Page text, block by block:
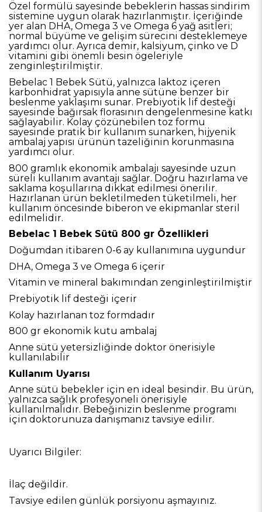
Özel formülü sayesinde bebeklerin hassas sindirim
sistemine uygun olarak hazırlanmıştır. İçeriğinde
yer alan DHA, Omega 3 ve Omega 6 yağ asitleri;
normal büyüme ve gelişim sürecini desteklemeye
yardımcı olur. Ayrıca demir, kalsiyum, çinko ve D
vitamini gibi önemli besin ögeleriyle
zenginleştirilmiştir.
Bebelac 1 Bebek Sütü, yalnızca laktoz içeren
karbonhidrat yapısıyla anne sütüne benzer bir
beslenme yaklaşımı sunar. Prebiyotik lif desteği
sayesinde bağırsak florasının dengelenmesine katkı
sağlayabilir. Kolay çözünebilen toz formu
sayesinde pratik bir kullanım sunarken, hijyenik
ambalaj yapısı ürünün tazeliğinin korunmasına
yardımcı olur.
800 gramlık ekonomik ambalajı sayesinde uzun
süreli kullanım avantajı sağlar. Doğru hazırlama ve
saklama koşullarına dikkat edilmesi önerilir.
Hazırlanan ürün bekletilmeden tüketilmeli, her
kullanım öncesinde biberon ve ekipmanlar steril
edilmelidir.
Bebelac 1 Bebek Sütü 800 gr Özellikleri
Doğumdan itibaren 0-6 ay kullanımına uygundur
DHA, Omega 3 ve Omega 6 içerir
Vitamin ve mineral bakımından zenginleştirilmiştir
Prebiyotik lif desteği içerir
Kolay hazırlanan toz formdadır
800 gr ekonomik kutu ambalaj
Anne sütü yetersizliğinde doktor önerisiyle
kullanılabilir
Kullanım Uyarısı
Anne sütü bebekler için en ideal besindir. Bu ürün,
yalnızca sağlık profesyoneli önerisiyle
kullanılmalıdır. Bebeğinizin beslenme programı
için doktorunuza danışmanız tavsiye edilir.
Uyarıcı Bilgiler:
İlaç değildir.
Tavsiye edilen günlük porsiyonu aşmayınız.